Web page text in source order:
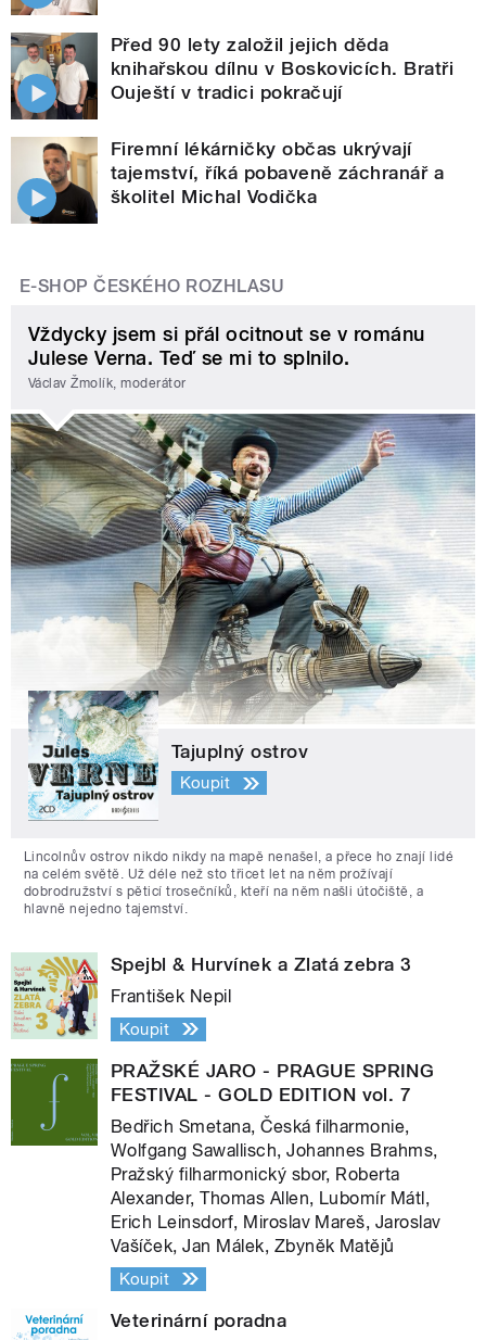
Před 90 lety založil jejich děda
knihařskou dílnu v Boskovicích. Bratři
Ouještí v tradici pokračují
Firemní lékárničky občas ukrývají
tajemství, říká pobaveně záchranář a
školitel Michal Vodička
E-SHOP ČESKÉHO ROZHLASU
Vždycky jsem si přál ocitnout se v románu
Julese Verna. Teď se mi to splnilo.
Václav Žmolík, moderátor
Tajuplný ostrov
Koupit
Lincolnův ostrov nikdo nikdy na mapě nenašel, a přece ho znají lidé
na celém světě. Už déle než sto třicet let na něm prožívají
dobrodružství s pěticí trosečníků, kteří na něm našli útočiště, a
hlavně nejedno tajemství.
Spejbl & Hurvínek a Zlatá zebra 3
František Nepil
Koupit
PRAŽSKÉ JARO - PRAGUE SPRING
FESTIVAL - GOLD EDITION vol. 7
Bedřich Smetana, Česká filharmonie,
Wolfgang Sawallisch, Johannes Brahms,
Pražský filharmonický sbor, Roberta
Alexander, Thomas Allen, Lubomír Mátl,
Erich Leinsdorf, Miroslav Mareš, Jaroslav
Vašíček, Jan Málek, Zbyněk Matějů
Koupit
Veterinární poradna